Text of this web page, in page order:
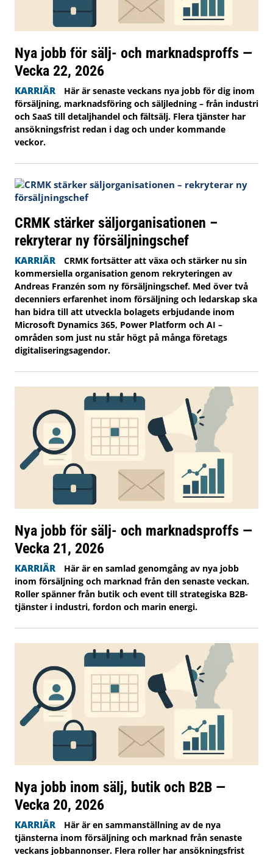
Nya jobb för sälj- och marknadsproffs —
Vecka 22, 2026
KARRIÄR
Här är senaste veckans nya jobb för dig inom
försäljning, marknadsföring och säljledning – från industri
och SaaS till detaljhandel och fältsälj. Flera tjänster har
ansökningsfrist redan i dag och under kommande
veckor.
CRMK stärker säljorganisationen –
rekryterar ny försäljningschef
KARRIÄR
CRMK fortsätter att växa och stärker nu sin
kommersiella organisation genom rekryteringen av
Andreas Franzén som ny försäljningschef. Med över två
decenniers erfarenhet inom försäljning och ledarskap ska
han bidra till att utveckla bolagets erbjudande inom
Microsoft Dynamics 365, Power Platform och AI –
områden som just nu står högt på många företags
digitaliseringsagendor.
Nya jobb för sälj- och marknadsproffs —
Vecka 21, 2026
KARRIÄR
Här är en samlad genomgång av nya jobb
inom försäljning och marknad från den senaste veckan.
Roller spänner från butik och event till strategiska B2B-
tjänster i industri, fordon och marin energi.
Nya jobb inom sälj, butik och B2B —
Vecka 20, 2026
KARRIÄR
Här är en sammanställning av de nya
tjänsterna inom försäljning och marknad från senaste
veckans jobbannonser. Flera roller har ansökningsfrist